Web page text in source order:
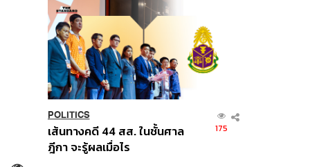
POLITICS
เส้นทางคดี 44 สส. ในชั้นศาล
ฎีกา จะรู้ผลเมื่อไร
175